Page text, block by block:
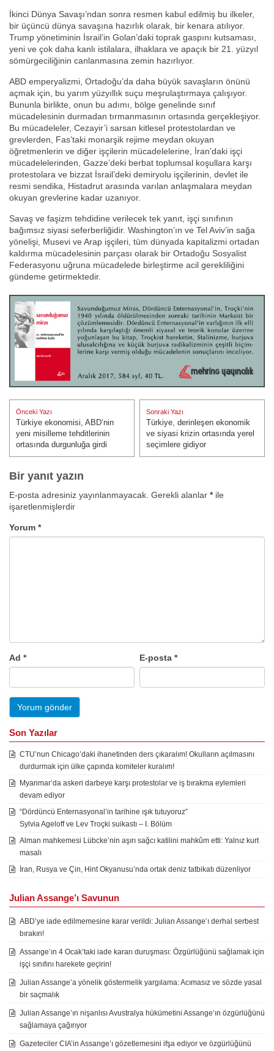
İkinci Dünya Savaşı’ndan sonra resmen kabul edilmiş bu ilkeler,
bir üçüncü dünya savaşına hazırlık olarak, bir kenara atılıyor.
Trump yönetiminin İsrail’in Golan’daki toprak gaspını kutsaması,
yeni ve çok daha kanlı istilalara, ilhaklara ve apaçık bir 21. yüzyıl
sömürgeciliğinin canlanmasına zemin hazırlıyor.
ABD emperyalizmi, Ortadoğu’da daha büyük savaşların önünü
açmak için, bu yarım yüzyıllık suçu meşrulaştırmaya çalışıyor.
Bununla birlikte, onun bu adımı, bölge genelinde sınıf
mücadelesinin durmadan tırmanmasının ortasında gerçekleşiyor.
Bu mücadeleler, Cezayir’i sarsan kitlesel protestolardan ve
grevlerden, Fas’taki monarşik rejime meydan okuyan
öğretmenlerin ve diğer işçilerin mücadelelerine, İran’daki işçi
mücadelelerinden, Gazze’deki berbat toplumsal koşullara karşı
protestolara ve bizzat İsrail’deki demiryolu işçilerinin, devlet ile
resmi sendika, Histadrut arasında varılan anlaşmalara meydan
okuyan grevlerine kadar uzanıyor.
Savaş ve faşizm tehdidine verilecek tek yanıt, işçi sınıfının
bağımsız siyasi seferberliğidir. Washington’ın ve Tel Aviv’in sağa
yönelişi, Musevi ve Arap işçileri, tüm dünyada kapitalizmi ortadan
kaldırma mücadelesinin parçası olarak bir Ortadoğu Sosyalist
Federasyonu uğruna mücadelede birleştirme acil gerekliliğini
gündeme getirmektedir.
Yazı
gezinmesi
Önceki Yazı
Önceki Yazı:
Türkiye ekonomisi, ABD’nin
yeni misilleme tehditlerinin
ortasında durgunluğa girdi
Sonraki Yazı
Sonraki Yazı:
Türkiye, derinleşen ekonomik
ve siyasi krizin ortasında yerel
seçimlere gidiyor
Bir yanıt yazın
E-posta adresiniz yayınlanmayacak. Gerekli alanlar *ile
işaretlenmişlerdir
Yorum *
Ad * E-posta*
Son Yazılar
CTU’nun Chicago’daki ihanetinden ders çıkaralım! Okulların açılmasını
durdurmak için ülke çapında komiteler kuralım!
Myanmar’da askeri darbeye karşı protestolar ve iş bırakma eylemleri
devam ediyor
“Dördüncü Enternasyonal’in tarihine ışık tutuyoruz”
Sylvia Ageloff ve Lev Troçki suikastı – I. Bölüm
Alman mahkemesi Lübcke’nin aşırı sağcı katilini mahkûm etti: Yalnız kurt
masalı
İran, Rusya ve Çin, Hint Okyanusu’nda ortak deniz tatbikatı düzenliyor
Julian Assange’ı Savunun
ABD’ye iade edilmemesine karar verildi: Julian Assange’ı derhal serbest
bırakın!
Assange’ın 4 Ocak’taki iade kararı duruşması: Özgürlüğünü sağlamak için
işçi sınıfını harekete geçirin!
Julian Assange’a yönelik göstermelik yargılama: Acımasız ve sözde yasal
bir saçmalık
Julian Assange’ın nişanlısı Avustralya hükümetini Assange’ın özgürlüğünü
sağlamaya çağırıyor
Gazeteciler CIA’in Assange’ı gözetlemesini ifşa ediyor ve özgürlüğünü